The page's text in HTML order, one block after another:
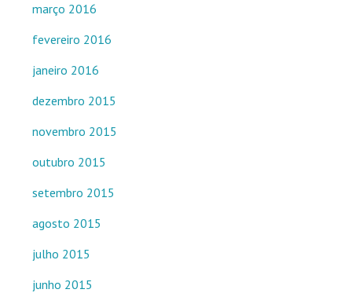
março 2016
fevereiro 2016
janeiro 2016
dezembro 2015
novembro 2015
outubro 2015
setembro 2015
agosto 2015
julho 2015
junho 2015